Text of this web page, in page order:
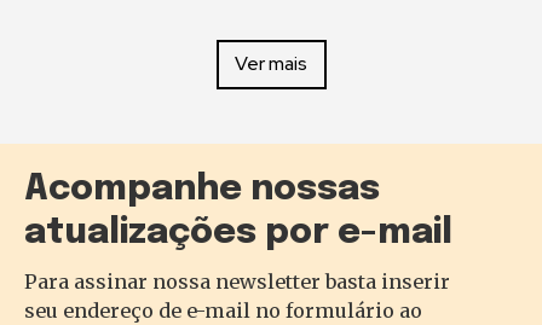
Ver mais
Acompanhe nossas
atualizações por e-mail
Para assinar nossa newsletter basta inserir
seu endereço de e-mail no formulário ao